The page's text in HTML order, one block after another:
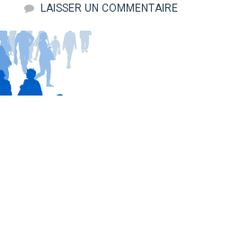
LAISSER UN COMMENTAIRE